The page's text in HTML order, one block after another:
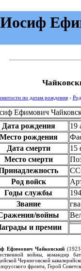
по датам рождения›
Ефимович
Дата рождения
19
Место рождения
Дата смерти
15
Место смерти
Род войск
Годы службы
Звание
войны
и премии
Ефимович Чайковский(1923-
войны, командир
Черниговской
фронта, Герой